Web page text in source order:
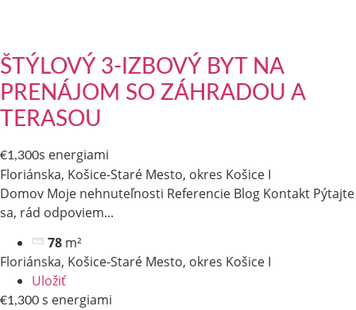
ŠTÝLOVÝ 3-IZBOVÝ BYT NA
PRENÁJOM SO ZÁHRADOU A
TERASOU
€1,300s energiami
Floriánska, Košice-Staré Mesto, okres Košice I
Domov Moje nehnuteľnosti Referencie Blog Kontakt Pýtajte
sa, rád odpoviem​...
78 m²
Floriánska, Košice-Staré Mesto, okres Košice I
Uložiť
€1,300 s energiami